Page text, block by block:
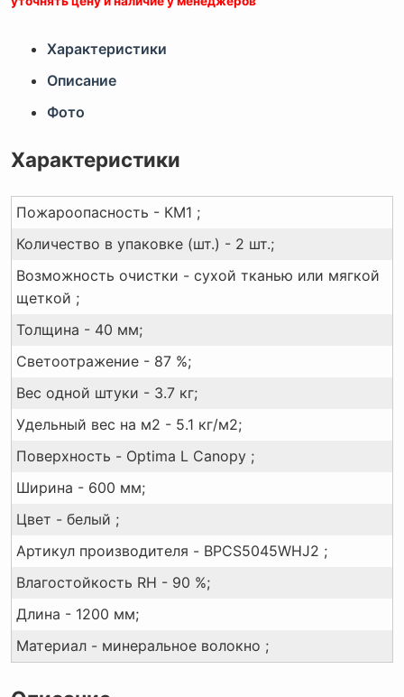
Характеристики
Описание
Фото
Характеристики
Пожароопасность - КМ1 ;
Количество в упаковке (шт.) - 2 шт.;
Возможность очистки - сухой тканью или мягкой
щеткой ;
Толщина - 40 мм;
Светоотражение - 87 %;
Вес одной штуки - 3.7 кг;
Удельный вес на м2 - 5.1 кг/м2;
Поверхность - Optima L Canopy ;
Ширина - 600 мм;
Цвет - белый ;
Артикул производителя - BPCS5045WHJ2 ;
Влагостойкость RH - 90 %;
Длина - 1200 мм;
Материал - минеральное волокно ;